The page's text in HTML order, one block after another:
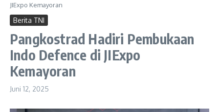
JIExpo Kemayoran
Berita TNI
Pangkostrad Hadiri Pembukaan
Indo Defence di JIExpo
Kemayoran
Juni 12, 2025